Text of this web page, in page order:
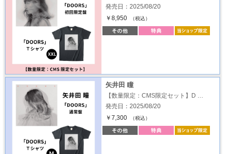
発売日：2025/08/20
￥8,950
（税込）
矢井田 瞳
【数量限定：CMS限定セット】D …
発売日：2025/08/20
￥7,300
（税込）